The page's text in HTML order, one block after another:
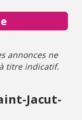
(plancher
- chaudière
en 2007-
arboré,
pluviales de
Hon.
Négo : 365
annonces ne
titre indicatif.
Jacut-